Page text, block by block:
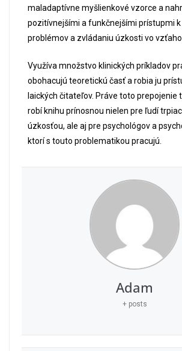
maladaptívne myšlienkové vzorce a
pozitívnejšími a funkčnejšími prístupmi k
problémov a zvládaniu úzkosti vo
Využíva množstvo klinických príkladov
obohacujú teoretickú časť a robia ju
laických čitateľov. Práve toto prepojenie
robí knihu prínosnou nielen pre ľudí
úzkosťou, ale aj pre psychológov a
ktorí s touto problematikou pracujú.
Adam
+ posts